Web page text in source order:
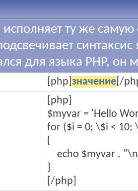
исполняет ту же
синтаксис
для языка PHP,
[php] значение[/
[php]
$myvar = 'Hello
for ($i = 0; \$i < 10;
{
echo $myvar .
}
[/php]